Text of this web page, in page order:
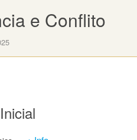
e Conflito